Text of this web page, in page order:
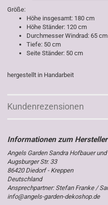
Größe:
Höhe insgesamt: 180 cm
Höhe Ständer: 120 cm
Durchmesser Windrad: 65 cm
Tiefe: 50 cm
Seite Ständer: 50 cm
hergestellt in Handarbeit
Kundenrezensionen
Angels Garden Sandra Hofbauer
Augsburger Str. 33
86420 Diedorf - Kreppen
Deutschland
Ansprechpartner: Stefan Franke /
info@angels-garden-dekoshop.de